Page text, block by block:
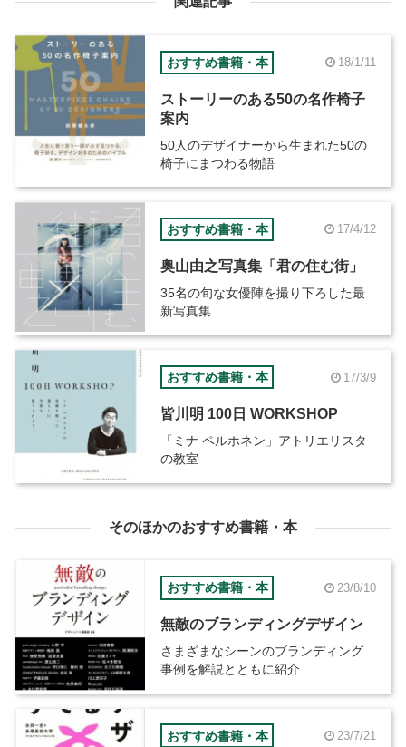
おすすめ書籍・本 18/1/11
ストーリーのある50の名作椅子
案内
50人のデザイナーから生まれた50の
椅子にまつわる物語
おすすめ書籍・本 17/4/12
奥山由之写真集「君の住む街」
35名の旬な女優陣を撮り下ろした最
新写真集
おすすめ書籍・本 17/3/9
皆川明 100日 WORKSHOP
「ミナ ペルホネン」アトリエリスタ
の教室
そのほかのおすすめ書籍・本
おすすめ書籍・本 23/8/10
無敵のブランディングデザイン
さまざまなシーンのブランディング
事例を解説とともに紹介
おすすめ書籍・本 23/7/21